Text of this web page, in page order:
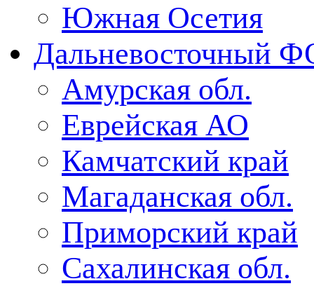
Южная Осетия
Дальневосточный
Амурская обл.
Еврейская АО
Камчатский край
Магаданская обл.
Приморский край
Сахалинская обл.